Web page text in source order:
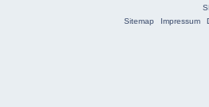
Sitemap
Impressum